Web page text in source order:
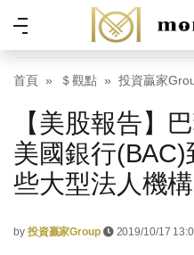
Skip to main content
功
能
表
首頁 ＄觀點 投資贏家
【美股報告】
美國銀行
些大型法人機
by 投資贏家Group 2019/10/17